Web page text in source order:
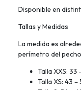
Disponible en
Tallas y Medidas
La medida es
perímetro del
Talla XXS:
Talla XS: 43